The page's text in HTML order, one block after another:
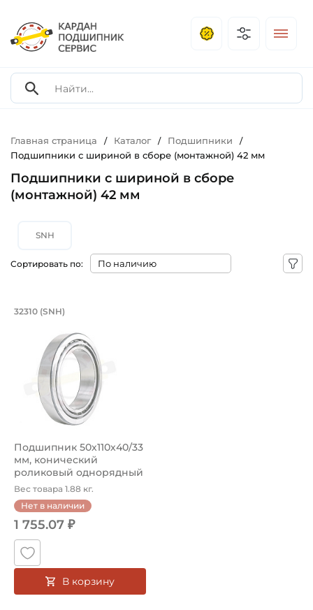
Главная страница / Каталог / Подшипники /
Подшипники с шириной в сборе (монтажной) 42 мм
Подшипники с шириной в сборе
(монтажной) 42 мм
SNH
Сортировать по:
Подшипник 50х110х40/33 мм,
32310 (SNH)
Подшипник 50х110х40/33
мм, конический
роликовый однорядный
на вал 50 мм...
Вес товара 1.88 кг.
Нет в наличии
1 755.07 ₽
В корзину